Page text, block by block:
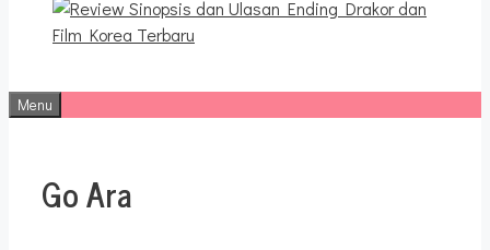
Menu
Go Ara